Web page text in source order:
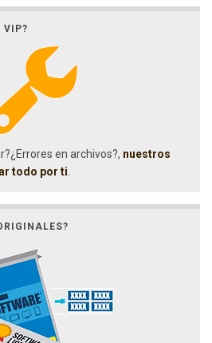
VIP?
en archivos?, nuestros
todo por ti.